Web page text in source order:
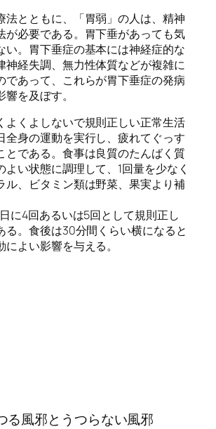
法とともに、「胃弱」の人は、精神
が必要である。胃下垂があっても気
い。胃下垂症の基本には神経症的な
神経失調、無力性体質などが複雑に
であって、これらが胃下垂症の発病
を及ぼす。
よくよしないで規則正しい正常生活
全身の運動を実行し、疲れてぐっす
とである。食事は良質のたんばく質
よい状態に調理して、1回量を少なく
ル、ビタミン類は野菜、果実より補
に4回あるいは5回として規則正し
る。食後は30分間くらい横になると
よい影響を与える。
る風邪とうつらない風邪